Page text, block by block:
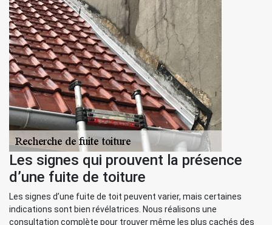
Les signes qui prouvent la présence
d’une fuite de toiture
Les signes d’une fuite de toit peuvent varier, mais certaines
indications sont bien révélatrices. Nous réalisons une
consultation complète pour trouver même les plus cachés des